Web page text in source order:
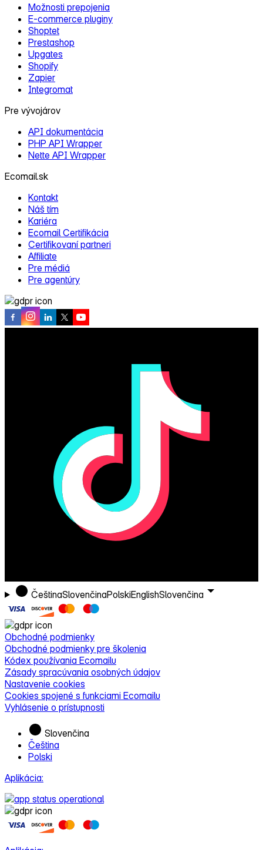
Možnosti prepojenia
E‑commerce pluginy
Shoptet
Prestashop
Upgates
Shopify
Zapier
Integromat
Pre vývojárov
API dokumentácia
PHP API Wrapper
Nette API Wrapper
Ecomail.sk
Kontakt
Náš tím
Kariéra
Ecomail Certifikácia
Certifikovaní partneri
Affiliate
Pre médiá
Pre agentúry
ČeštinaSlovenčinaPolskiEnglishSlovenčina
Obchodné podmienky
Obchodné podmienky pre školenia
Kódex používania Ecomailu
Zásady spracúvania osobných údajov
Nastavenie cookies
Cookies spojené s funkciami Ecomailu
Vyhlásenie o prístupnosti
Slovenčina
Čeština
Polski
Aplikácia: